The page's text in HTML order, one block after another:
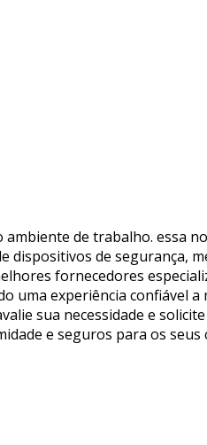
de trabalho. essa
dispositivos de segurança,
fornecedores
uma experiência confiável a
sua necessidade e
e seguros para os seus